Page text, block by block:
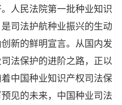
民法院第一批种业知识
司法护航种业振兴的生动
新的鲜明宣言。从国内发
法保护的进阶之路，正以
中国种业知识产权司法保
见的未来，中国种业司法